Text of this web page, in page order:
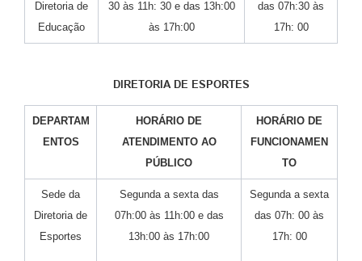
Diretoria de
Educação
30 às 11h: 30 e das 13h:00
às 17h:00
das 07h:30 às
17h: 00
DIRETORIA DE ESPORTES
DEPARTAM
ENTOS
HORÁRIO DE
ATENDIMENTO AO
PÚBLICO
HORÁRIO DE
FUNCIONAMEN
TO
Sede da
Diretoria de
Esportes
Segunda a sexta das
07h:00 às 11h:00 e das
13h:00 às 17h:00
Segunda a sexta
das 07h: 00 às
17h: 00